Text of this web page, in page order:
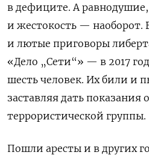
в дефиците. А равнодушие,
и жестокость — наоборот.
и лютые приговоры
«Дело „Сети“» — в 2017
шесть человек. Их били и
заставляя дать показания
террористической группы.
Пошли аресты и в других